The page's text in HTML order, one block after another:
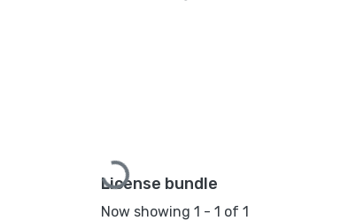
Loading...
License bundle
Now showing 1 - 1 of 1